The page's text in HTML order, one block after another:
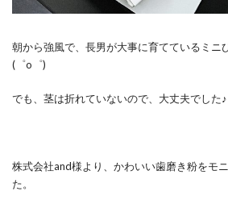
朝から強風で、長男が大事に育てているミニ
(゜o゜)
でも、茎は折れていないので、大丈夫でした♪
株式会社and様より、かわいい歯磨き粉をモ
た。